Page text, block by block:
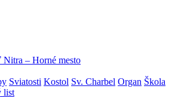
Nitra – Horné mesto
Sviatosti Kostol Sv. Charbel Organ Škola
list